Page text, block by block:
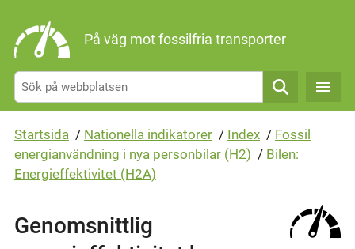
På väg mot fossilfria transporter
Sök
Startsida / Nationella indikatorer / Index / Fossil
energianvändning i nya personbilar (H2) / Bilen:
Energieffektivitet (H2A)
Genomsnittlig